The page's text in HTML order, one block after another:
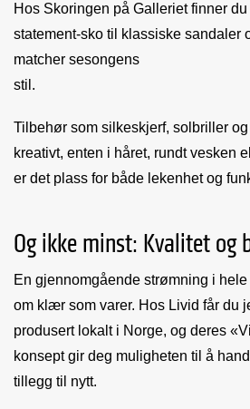
Hos Skoringen på Galleriet finner
statement-sko til klassiske sandaler
matcher sesongens
stil.
Tilbehør som silkeskjerf, solbriller
kreativt, enten i håret, rundt vesken
er det plass for både lekenhet og
Og ikke minst: Kvalitet
En gjennomgående strømning i
om klær som varer. Hos Livid får du
produsert lokalt i Norge, og deres
konsept gir deg muligheten til å
tillegg til nytt.